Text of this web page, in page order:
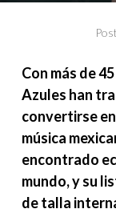
Con más de
Azules han
convertirse
música
encontrado
mundo, y su
de talla